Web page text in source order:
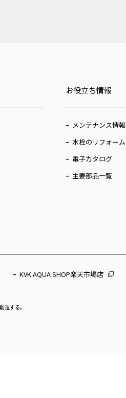
お役立ち情報
メンテナンス情報
水栓のリフォーム
電子カタログ
主要部品一覧
KVK AQUA SHOP楽天市場店
造する。